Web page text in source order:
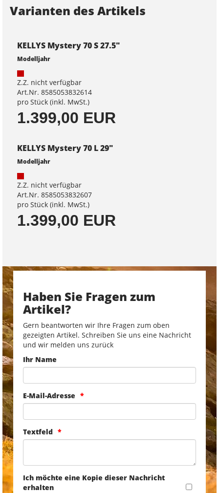
Varianten des Artikels
KELLYS Mystery 70 S 27.5"
Modelljahr
Z.Z. nicht verfügbar
Art.Nr. 8585053832614
pro Stück (inkl. MwSt.)
1.399,00 EUR
KELLYS Mystery 70 L 29"
Modelljahr
Z.Z. nicht verfügbar
Art.Nr. 8585053832607
pro Stück (inkl. MwSt.)
1.399,00 EUR
Haben Sie Fragen zum
Artikel?
Gern beantworten wir Ihre Fragen zum oben
gezeigten Artikel. Schreiben Sie uns eine Nachricht
und wir melden uns zurück
Ihr Name
E-Mail-Adresse
Textfeld
Ich möchte eine Kopie dieser Nachricht
erhalten